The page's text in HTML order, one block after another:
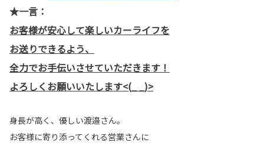
★一言：
お客様が安心して楽しいカーライフを
お送りできるよう、
全力でお手伝いさせていただきます！
よろしくお願いいたします<(_ _)>
身長が高く、優しい渡邉さん。
お客様に寄り添ってくれる営業さんに